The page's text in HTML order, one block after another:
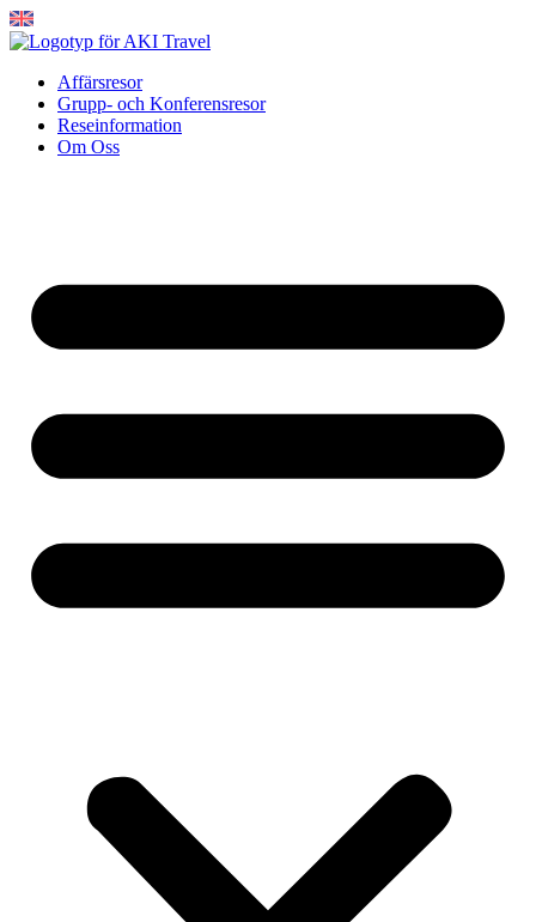
Hoppa
till
Affärsresor
Grupp- och Konferensresor
Reseinformation
Om Oss